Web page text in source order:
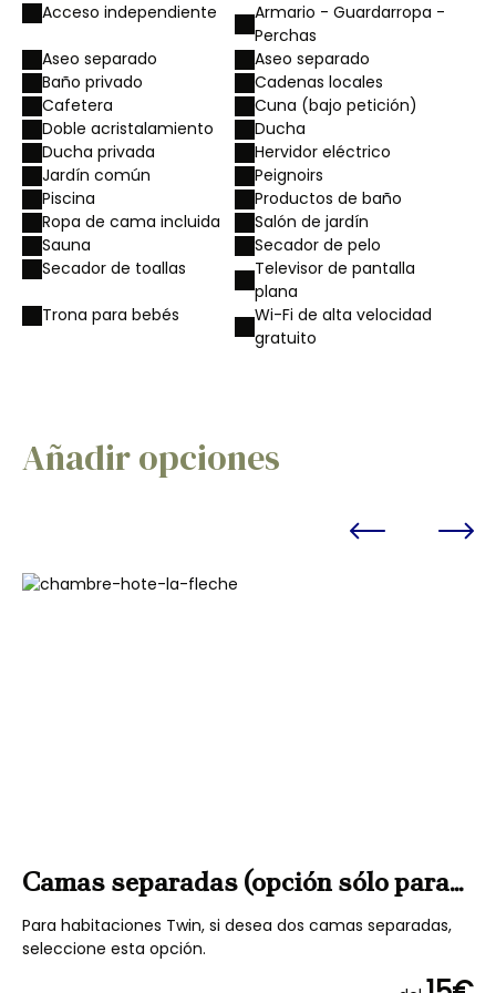
Acceso independiente
Armario - Guardarropa -
Perchas
Aseo separado
Aseo separado
Baño privado
Cadenas locales
Cafetera
Cuna (bajo petición)
Doble acristalamiento
Ducha
Ducha privada
Hervidor eléctrico
Jardín común
Peignoirs
Piscina
Productos de baño
Ropa de cama incluida
Salón de jardín
Sauna
Secador de pelo
Secador de toallas
Televisor de pantalla
plana
Trona para bebés
Wi-Fi de alta velocidad
gratuito
Añadir opciones
Camas separadas (opción sólo para
habitaciones Twin)
Para habitaciones Twin, si desea dos camas separadas,
seleccione esta opción.